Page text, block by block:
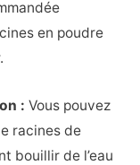
en poudre
: Vous pouvez
racines de
bouillir de l’eau